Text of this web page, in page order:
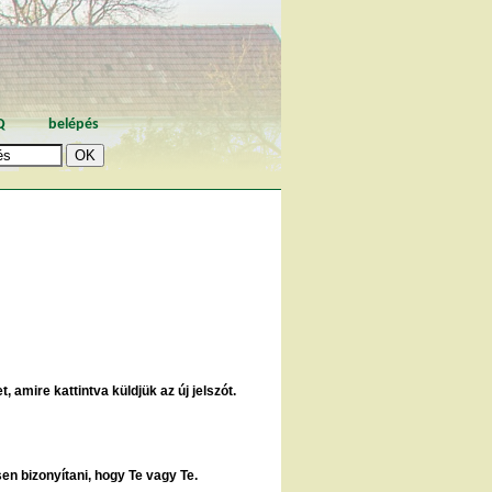
belépés
amire kattintva küldjük az új jelszót.
bizonyítani, hogy Te vagy Te.